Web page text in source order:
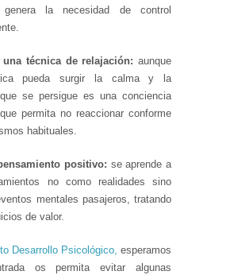
la necesidad de control
una técnica de relajación: aunque
pueda surgir la calma y la
se persigue es una conciencia
permita no reaccionar conforme
habituales.
positivo: se aprende a
no como realidades sino
mentales pasajeros, tratando
de valor.
Desarrollo Psicológico, esperamos
os permita evitar algunas